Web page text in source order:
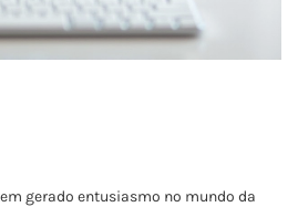
gerado entusiasmo no mundo da